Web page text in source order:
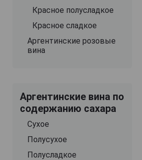
Красное полусладкое
Красное сладкое
Аргентинские розовые
вина
Аргентинские вина по
содержанию сахара
Сухое
Полусухое
Полусладкое